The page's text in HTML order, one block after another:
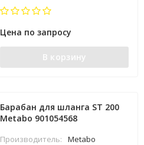
Цена по запросу
В корзину
Барабан для шланга ST 200
Metabo 901054568
Производитель:
Metabo